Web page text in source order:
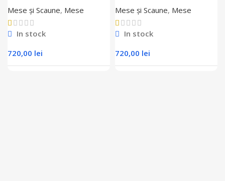
cu sticla Parlayan
Mese și Scaune, Mese
In stock
720,00 lei
cu sticla Parlayan
Mese și Scaune, Mese
In stock
720,00 lei